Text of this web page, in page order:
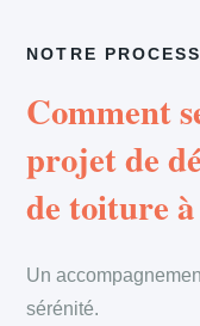
NOTRE
Comment
projet de
de toiture
Un
sérénité.